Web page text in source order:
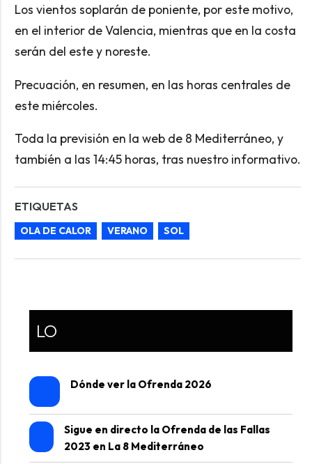
Los vientos soplarán de poniente, por este motivo,
en el interior de Valencia, mientras que en la costa
serán del este y noreste.
Precuación, en resumen, en las horas centrales de
este miércoles.
Toda la previsión en la web de 8 Mediterráneo, y
también a las 14:45 horas, tras nuestro informativo.
ETIQUETAS
OLA DE CALOR VERANO SOL
LO
Dónde ver la Ofrenda 2026
Sigue en directo la Ofrenda de las Fallas
2023 en La 8 Mediterráneo